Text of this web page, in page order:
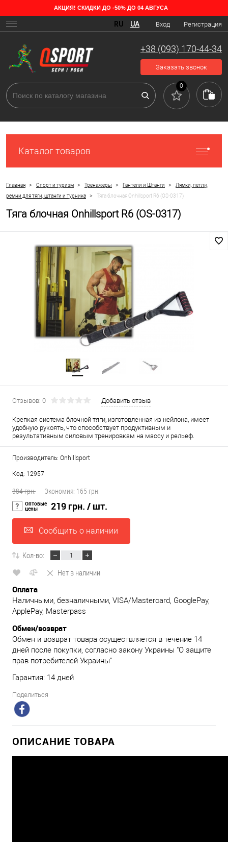
АКЦИЯ! СКИДКИ ДО -50% ДО 04 АВГУСА
Вход Регистрация
RU UA
+38 (093) 170-44-34
Заказать звонок
0
Каталог товаров
Главная > Спорт и туризм > Тренажеры > Гантели и Штанги >
Лямки, петли,
ремни для тяги, штанги и турника
> Тяга блочная Onhillsport R6 (OS-0317)
Тяга блочная Onhillsport R6 (OS-0317)
Отзывов: 0 Добавить отзыв
Крепкая система блочной тяги, изготовленная из нейлона, имеет
удобную рукоять, что способствует продуктивным и
результативным силовым тренировкам на массу и рельеф.
Производитель: Onhillsport
Код: 12957
384 грн. Экономия: 165 грн.
Оптовые
цены 219 грн. / шт.
Сообщить о наличии
Кол-во:
Нет в наличии
Оплата
Наличными, безналичными, VISA/Mastercard, GooglePay,
ApplePay, Masterpass
Обмен/возврат
Обмен и возврат товара осуществляется в течение 14
дней после покупки, согласно закону Украины "О защите
прав потребителей Украины"
Гарантия: 14 дней
Поделиться
ОПИСАНИЕ ТОВАРА